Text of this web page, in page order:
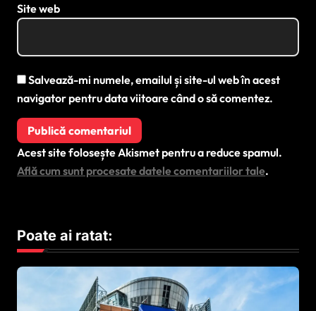
Site web
Salvează-mi numele, emailul și site-ul web în acest
navigator pentru data viitoare când o să comentez.
Acest site folosește Akismet pentru a reduce spamul.
Află cum sunt procesate datele comentariilor tale.
Poate ai ratat: